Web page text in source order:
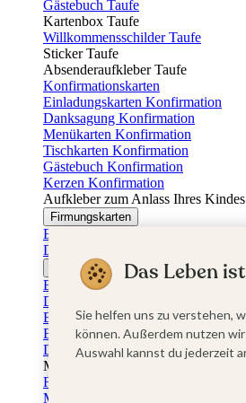
Gästebuch Taufe
Kartenbox Taufe
Willkommensschilder Taufe
Sticker Taufe
Absenderaufkleber Taufe
Konfirmationskarten
Einladungskarten Konfirmation
Danksagung Konfirmation
Menükarten Konfirmation
Tischkarten Konfirmation
Gästebuch Konfirmation
Kerzen Konfirmation
Aufkleber zum Anlass Ihres Kindes
Firmungskarten
Einladungskarten Firmung
Dankeskarten Firmung
Jugendweihekarten
Einladungskarten Jugendweihe
Dankeskarten Jugendweihe
Einschulungskarten
Einladungskarten Einschulung
Danksagung Einschulung
Muttertag
Fotogeschenke Muttertag
Muttertagskarten
Das Leben
Sie helfen uns zu verstehen,
können. Außerdem nutzen
Auswahl kannst du jederzeit